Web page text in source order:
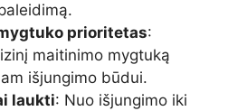
prioritetas:
maitinimo mygtuką
išjungimo būdui.
laukti: Nuo išjungimo iki